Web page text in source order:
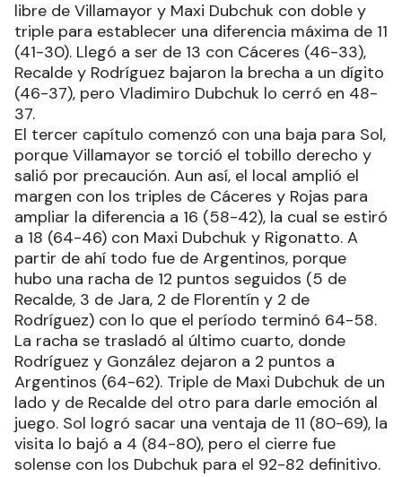
libre de Villamayor y Maxi Dubchuk con doble y
triple para establecer una diferencia máxima de 11
(41-30). Llegó a ser de 13 con Cáceres (46-33),
Recalde y Rodríguez bajaron la brecha a un dígito
(46-37), pero Vladimiro Dubchuk lo cerró en 48-
37.
El tercer capítulo comenzó con una baja para Sol,
porque Villamayor se torció el tobillo derecho y
salió por precaución. Aun así, el local amplió el
margen con los triples de Cáceres y Rojas para
ampliar la diferencia a 16 (58-42), la cual se estiró
a 18 (64-46) con Maxi Dubchuk y Rigonatto. A
partir de ahí todo fue de Argentinos, porque
hubo una racha de 12 puntos seguidos (5 de
Recalde, 3 de Jara, 2 de Florentín y 2 de
Rodríguez) con lo que el período terminó 64-58.
La racha se trasladó al último cuarto, donde
Rodríguez y González dejaron a 2 puntos a
Argentinos (64-62). Triple de Maxi Dubchuk de un
lado y de Recalde del otro para darle emoción al
juego. Sol logró sacar una ventaja de 11 (80-69), la
visita lo bajó a 4 (84-80), pero el cierre fue
solense con los Dubchuk para el 92-82 definitivo.